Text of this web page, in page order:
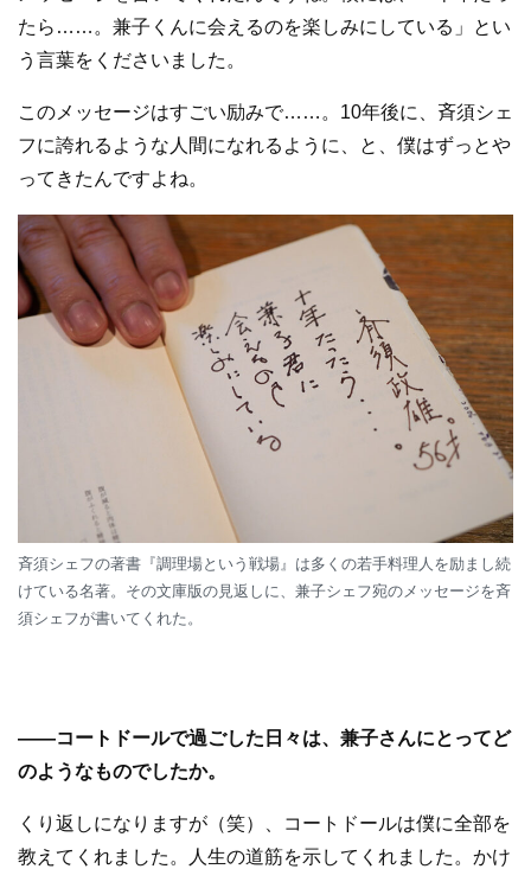
たら……。兼子くんに会えるのを楽しみにしている」とい
う言葉をくださいました。
このメッセージはすごい励みで……。10年後に、斉須シェ
フに誇れるような人間になれるように、と、僕はずっとや
ってきたんですよね。
斉須シェフの著書『調理場という戦場』は多くの若手料理人を励まし続
けている名著。その文庫版の見返しに、兼子シェフ宛のメッセージを斉
須シェフが書いてくれた。
——コートドールで過ごした日々は、兼子さんにとってど
のようなものでしたか。
くり返しになりますが（笑）、コートドールは僕に全部を
教えてくれました。人生の道筋を示してくれました。かけ